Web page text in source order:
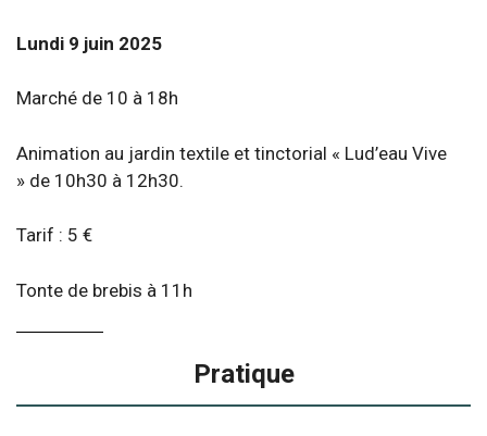
Lundi 9 juin 2025
Marché de 10 à 18h
Animation au jardin textile et tinctorial « Lud’eau Vive
» de 10h30 à 12h30.
Tarif : 5 €
Tonte de brebis à 11h
Pratique